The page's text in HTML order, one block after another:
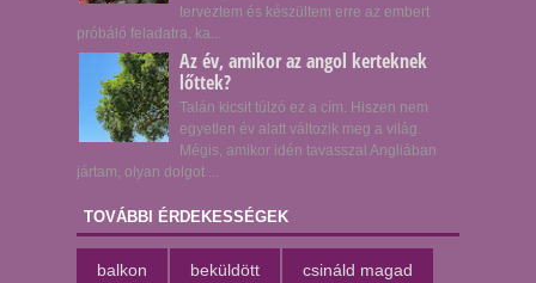
terveztem és készültem erre az embert
próbáló feladatra, ka...
Az év, amikor az angol kerteknek
lőttek?
Talán kicsit túlzó ez a cím. Hiszen nem
egyetlen év alatt változik meg a világ.
Mégis, amikor idén tavasszal Angliában
jártam, olyan dolgot ...
TOVÁBBI ÉRDEKESSÉGEK
balkon beküldött csináld magad